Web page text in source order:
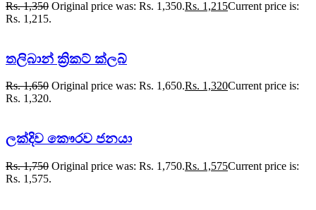
Rs.1,350 Original price was: Rs. 1,350.Rs. 1,215Current price is:
Rs. 1,215.
තලිබාන් ක්‍රිකට් ක්ලබ්
Rs.1,650 Original price was: Rs. 1,650.Rs. 1,320Current price is:
Rs. 1,320.
ලක්දිව කෞරව ජනයා
Rs.1,750 Original price was: Rs. 1,750.Rs. 1,575Current price is:
Rs. 1,575.